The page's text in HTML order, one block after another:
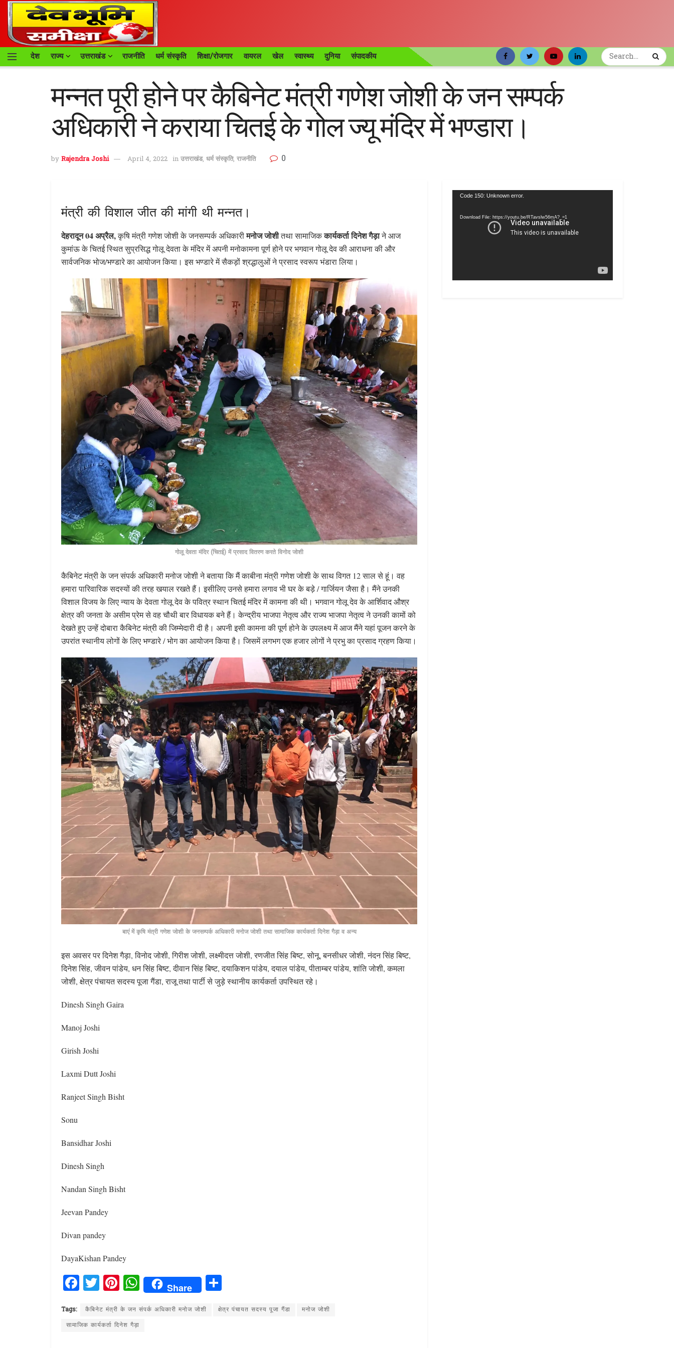
देश राज्य उत्तराखंड राजनीति धर्म संस्कृति शिक्षा/रोजगार वायरल खेल स्वास्थ्य दुनिया संपादकीय
मन्नत पूरी होने पर कैबिनेट मंत्री गणेश जोशी के जन सम्पर्क
अधिकारी ने कराया चितई के गोल ज्यू मंदिर में भण्डारा।
by Rajendra Joshi April 4, 2022 in उत्तराखंड, धर्म संस्कृति, राजनीति 0
मंत्री की विशाल जीत की मांगी थी मन्नत।
देहरादून 04 अप्रैल,कृषि मंत्री गणेश जोशी के जनसम्पर्क अधिकारीमनोज जोशीतथा सामाजिककार्यकर्ता दिनेश गैड़ाने आज
कुमांऊ के चितई स्थित सुप्रसिद्ध गोलू देवता के मंदिर में अपनी मनोकामना पूर्ण होने पर भगवान गोलू देव की आराधना की और
सार्वजनिक भोज/भण्डारे का आयोजन किया। इस भण्डारे में सैकड़ों श्रद्धालुओं ने प्रसाद स्वरूप भंडारा लिया।
गोलू देवता मंदिर (चितई) में प्रसाद वितरण करते विनोद जोशी
कैबिनेट मंत्री के जन संपर्क अधिकारी मनोज जोशी ने बताया कि मैं काबीना मंत्री गणेश जोशी के साथ विगत 12 साल से हूं। वह
हमारा पारिवारिक सदस्यों की तरह खयाल रखते हैं। इसीलिए उनसे हमारा लगाव भी घर के बड़े / गार्जियन जैसा है। मैंने उनकी
विशाल विजय के लिए न्याय के देवता गोलू देव के पवित्र स्थान चितई मंदिर में कामना की थी। भगवान गोलू देव के आर्शिवाद औश्र
क्षेत्र की जनता के असीम प्रेम से वह चौथी बार विधायक बने हैं। केन्द्रीय भाजपा नेतृत्व और राज्य भाजपा नेतृत्व ने उनकी कामों को
देखते हुए उन्हें दोबारा कैबिनेट मंत्री की जिम्मेदारी दी है। अपनी इसी कामना की पूर्ण होने के उपलक्ष्य में आज मैंने यहां पूजन करने के
उपरांत स्थानीय लोगों के लिए भण्डारे / भोग का आयोजन किया है। जिसमें लगभग एक हजार लोगों ने प्रभु का प्रसाद ग्रहण किया।
बाएं में कृषि मंत्री गणेश जोशी के जनसम्पर्क अधिकारी मनोज जोशी तथा सामाजिक कार्यकर्ता दिनेश गैड़ा व अन्य
इस अवसर पर दिनेश गैड़ा, विनोद जोशी, गिरीश जोशी, लक्ष्मीदत्त जोशी, रणजीत सिंह बिष्ट, सोनू, बनसीधर जोशी, नंदन सिंह बिष्ट,
दिनेश सिंह, जीवन पांडेय, धन सिंह बिष्ट, दीवान सिंह बिष्ट, दयाकिशन पांडेय, दयाल पांडेय, पीताम्बर पांडेय, शांति जोशी, कमला
जोशी, क्षेत्र पंचायत सदस्य पूजा गैंडा, राजू तथा पार्टी से जुड़े स्थानीय कार्यकर्ता उपस्थित रहे।
Dinesh Singh Gaira
Manoj Joshi
Girish Joshi
Laxmi Dutt Joshi
Ranjeet Singh Bisht
Sonu
Bansidhar Joshi
Dinesh Singh
Nandan Singh Bisht
Jeevan Pandey
Divan pandey
DayaKishan Pandey
F
a
ce
b
T
w
it
te
Pi
n
te
re
W
h
at
Share
ar
Tags: कैबिनेट मंत्री के जन संपर्क अधिकारी मनोज जोशी क्षेत्र पंचायत सदस्य पूजा गैंडा
मनोज जोशी
सामाजिक कार्यकर्ता दिनेश गैड़ा
Video
Code 150: Unknown error.
Download File: https://youtu.be/RTavslw56mA?_=1